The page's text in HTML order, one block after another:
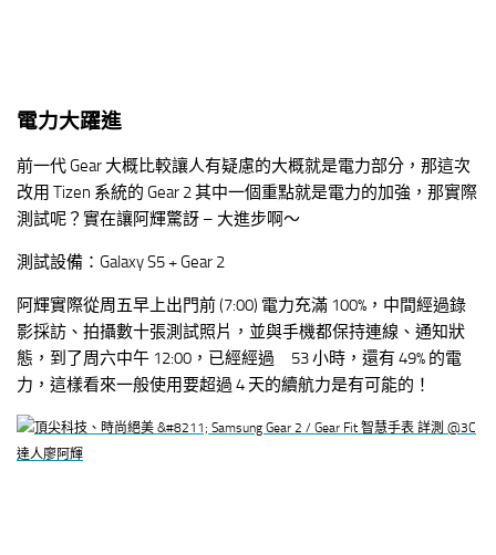
電力大躍進
前一代 Gear 大概比較讓人有疑慮的大概就是電力部分，那這次
改用 Tizen 系統的 Gear 2 其中一個重點就是電力的加強，那實際
測試呢？實在讓阿輝驚訝 – 大進步啊～
測試設備：Galaxy S5 + Gear 2
阿輝實際從周五早上出門前 (7:00) 電力充滿 100%，中間經過錄
影採訪、拍攝數十張測試照片，並與手機都保持連線、通知狀
態，到了周六中午 12:00，已經經過 53 小時，還有 49% 的電
力，這樣看來一般使用要超過 4 天的續航力是有可能的！